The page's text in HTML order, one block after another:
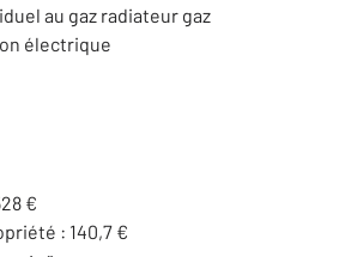
au gaz radiateur gaz
électrique
€
: 140,7 €